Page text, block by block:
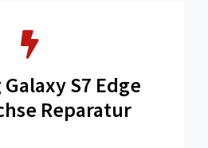
S7 Edge
Reparatur